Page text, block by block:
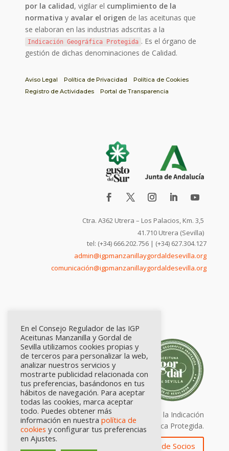
por la calidad, vigilar el cumplimiento de la
normativa y avalar el origen de las aceitunas que
se elaboran en las industrias adscritas a la
Indicación Geográfica Protegida . Es el órgano de
gestión de dichas denominaciones de Calidad.
Aviso Legal Política de Privacidad
Política de Cookies
Registro de Actividades
Portal de Transparencia
Ctra. A362 Utrera – Los Palacios, Km. 3,5
41.710 Utrera (Sevilla)
tel: (+34) 666.202.756 | (+34) 627.304.127
admin@igpmanzanillaygordaldesevilla.org
comunicación@igpmanzanillaygordaldesevilla.org
Calidad certificada por Origen. Sellos de la Indicación
Geográfica Protegida.
Zona de Socios
En el Consejo Regulador de las IGP
Aceitunas Manzanilla y Gordal de
Sevilla utilizamos cookies propias y
de terceros para personalizar la web,
analizar nuestros servicios y
mostrarte publicidad relacionada con
tus preferencias, basándonos en tus
hábitos de navegación. Para aceptar
todas las cookies, marca aceptar
todo. Puedes obtener más
información en nuestra política de
cookies y configurar tus preferencias
en Ajustes.